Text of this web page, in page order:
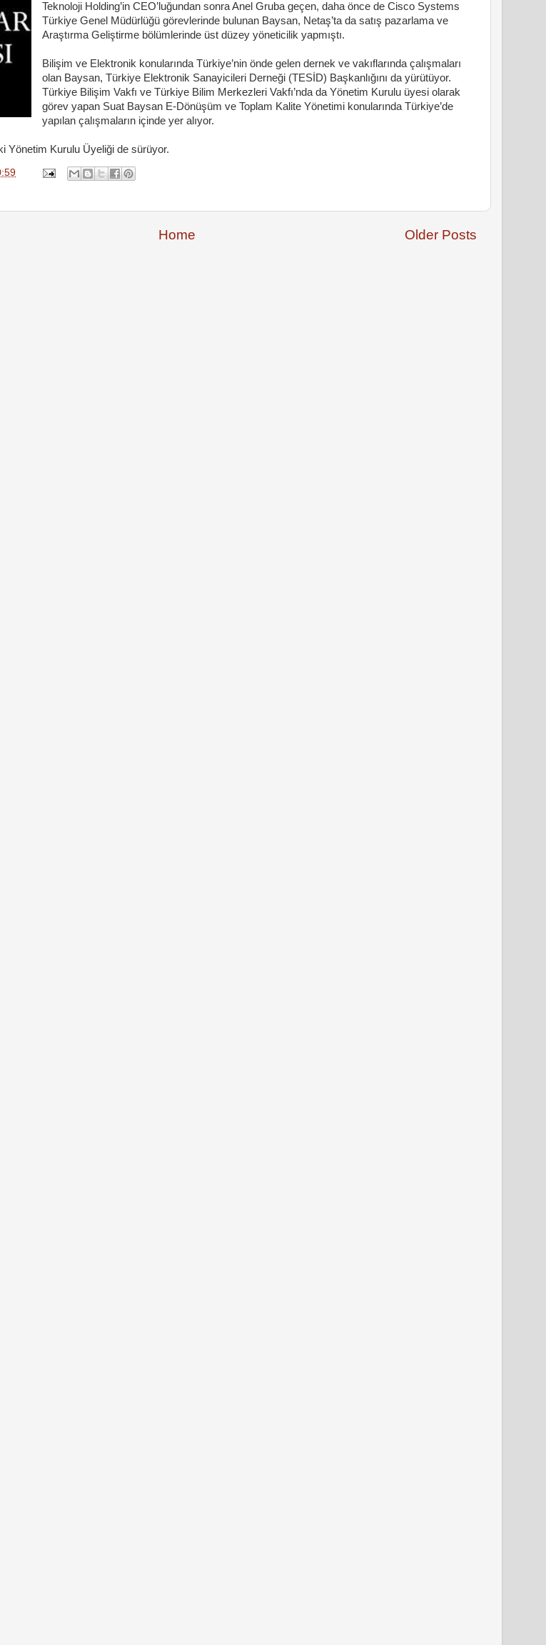
Teknoloji Holding’in CEO’luğundan sonra Anel Gruba geçen, daha önce de Cisco Systems
Türkiye Genel Müdürlüğü görevlerinde bulunan Baysan, Netaş’ta da satış pazarlama ve
Araştırma Geliştirme bölümlerinde üst düzey yöneticilik yapmıştı.
Bilişim ve Elektronik konularında Türkiye’nin önde gelen dernek ve vakıflarında çalışmaları
olan Baysan, Türkiye Elektronik Sanayicileri Derneği (TESİD) Başkanlığını da yürütüyor.
Türkiye Bilişim Vakfı ve Türkiye Bilim Merkezleri Vakfı’nda da Yönetim Kurulu üyesi olarak
görev yapan Suat Baysan E-Dönüşüm ve Toplam Kalite Yönetimi konularında Türkiye’de
yapılan çalışmaların içinde yer alıyor.
Yönetim Kurulu Üyeliği de sürüyor.
Older Posts
Home